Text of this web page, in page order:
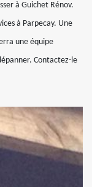
à Guichet Rénov.
à Parpecay. Une
une équipe
Contactez-le